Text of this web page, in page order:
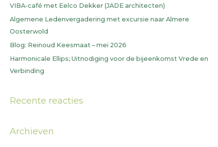
r
VIBA-café met Eelco Dekker (JADE architecten)
Algemene Ledenvergadering met excursie naar Almere
Oosterwold
Blog: Reinoud Keesmaat – mei 2026
Harmonicale Ellips; Uitnodiging voor de bijeenkomst Vrede en
Verbinding
Recente reacties
Archieven